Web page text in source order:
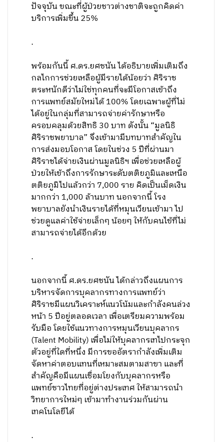
ปัจจุบัน ขณะที่ผู้ป่วยชาวต่างชาติจะถูกคิดค่า
บริการเพิ่มขึ้น 25%
.
พร้อมกันนี้ ศ.ดร.ยศชนัน ได้อธิบายเพิ่มเติมถึง
กลไกการช่วยเหลือผู้มีรายได้น้อยว่า ศิริราช
ตระหนักดีว่าไม่ใช่ทุกคนที่จะมีโอกาสเข้าถึง
การแพทย์สมัยใหม่ได้ 100% โดยเฉพาะผู้ที่ไม่
ได้อยู่ในกลุ่มที่สามารถจ่ายค่ารักษาหรือ
ครอบคลุมด้วยสิทธิ 30 บาท ดังนั้น “มูลนิธิ
ศิริราชพยาบาล” จึงเข้ามามีบทบาทสำคัญใน
การส่งมอบโอกาส โดยในช่วง 5 ปีที่ผ่านมา
ศิริราชได้จ่ายเงินผ่านมูลนิธิฯ เพื่อช่วยเหลือผู้
ป่วยให้เข้าถึงการรักษาระดับตติยภูมิและเหนือ
ตติยภูมิไปแล้วกว่า 7,000 ราย คิดเป็นเม็ดเงิน
มากกว่า 1,000 ล้านบาท นอกจากนี้ โรง
พยาบาลยังนำเงินรายได้ที่หมุนเวียนเข้ามา ไป
ช่วยดูแลค่าใช้จ่ายเล็กๆ น้อยๆ ให้กับคนไข้ที่ไม่
สามารถจ่ายได้อีกด้วย
.
นอกจากนี้ ศ.ดร.ยศชนัน ได้กล่าวถึงแผนการ
บริหารจัดการบุคลากรทางการแพทย์ว่า
ศิริราชมีแผนวิเคราะห์แนวโน้มและกำลังคนล่วง
หน้า 5 ปีอยู่ตลอดเวลา เพื่อเตรียมความพร้อม
รับมือ โดยใช้แนวทางการหมุนเวียนบุคลากร
(Talent Mobility) เพื่อไม่ให้บุคลากรเทไปกระจุก
ตัวอยู่ที่ใดที่หนึ่ง มีการขออัตรากำลังเพิ่มเติม
จัดหาค่าตอบแทนที่เหมาะสมตามสาขา และที่
สำคัญคือมีแผนเชื่อมโยงกับบุคลากรหรือ
แพทย์ชาวไทยที่อยู่ต่างประเทศ ให้สามารถนำ
วิทยาการใหม่ๆ เข้ามาทำงานร่วมกันผ่าน
เทคโนโลยีได้
.